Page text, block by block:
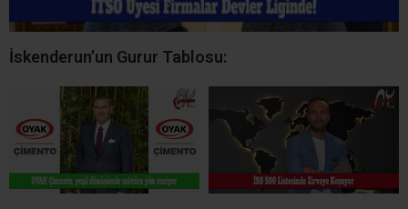
İskenderun’un Gurur Tablosu: